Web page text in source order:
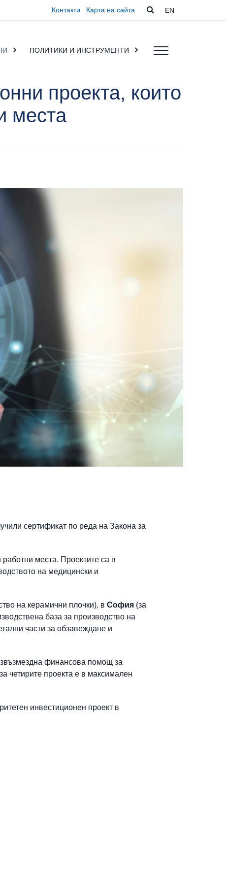
Контакти Карта на сайта EN
ПОЛИТИКИ И ИНСТРУМЕНТИ
проекта, които
места
сертификат по реда на Закона за
места. Проектите са в
на медицински и
на керамични плочки), в София (за
база за производство на
части за обзавеждане и
финансова помощ за
четирите проекта е в максимален
инвестиционен проект в